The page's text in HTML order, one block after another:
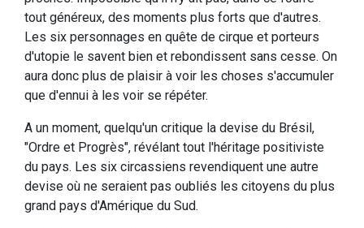
tout généreux, des moments plus forts que d'autres.
Les six personnages en quête de cirque et porteurs
d'utopie le savent bien et rebondissent sans cesse. On
aura donc plus de plaisir à voir les choses s'accumuler
que d'ennui à les voir se répéter.
A un moment, quelqu'un critique la devise du Brésil,
"Ordre et Progrès", révélant tout l'héritage positiviste
du pays. Les six circassiens revendiquent une autre
devise où ne seraient pas oubliés les citoyens du plus
grand pays d'Amérique du Sud.